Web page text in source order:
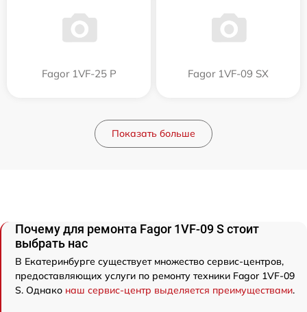
Fagor 1VF-25 P Fagor 1VF-09 SX
Показать больше
Почему для ремонта Fagor 1VF-09 S стоит
выбрать нас
В Екатеринбурге существует множество сервис-центров,
предоставляющих услуги по ремонту техники Fagor 1VF-09
S. Однако наш сервис-центр выделяется преимуществами.